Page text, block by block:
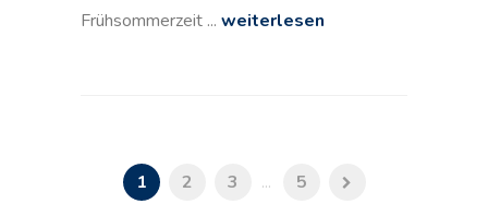
Frühsommerzeit ... weiterlesen
1 2 3 ... 5